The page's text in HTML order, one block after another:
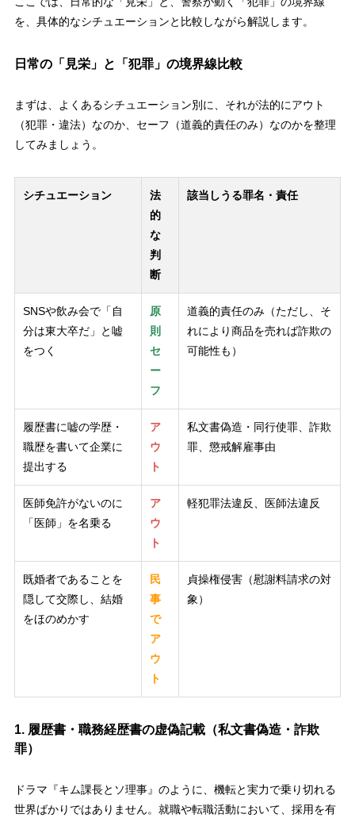
を、具体的なシチュエーションと比較しながら解説します。
日常の「見栄」と「犯罪」の境界線比較
まずは、よくあるシチュエーション別に、それが法的にアウト
（犯罪・違法）なのか、セーフ（道義的責任のみ）なのかを整理
してみましょう。
シチュエーション
法
的
な
判
断
該当しうる罪名・責任
SNSや飲み会で「自
分は東大卒だ」と嘘
をつく
原
則
セ
ー
フ
道義的責任のみ（ただし、そ
れにより商品を売れば詐欺の
可能性も）
履歴書に嘘の学歴・
職歴を書いて企業に
提出する
ア
ウ
ト
私文書偽造・同行使罪、詐欺
罪、懲戒解雇事由
医師免許がないのに
「医師」を名乗る
ア
ウ
ト
軽犯罪法違反、医師法違反
既婚者であることを
隠して交際し、結婚
をほのめかす
民
事
で
ア
ウ
ト
貞操権侵害（慰謝料請求の対
象）
1. 履歴書・職務経歴書の虚偽記載（私文書偽造・詐欺
罪）
ドラマ『キム課長とソ理事』のように、機転と実力で乗り切れる
世界ばかりではありません。就職や転職活動において、採用を有